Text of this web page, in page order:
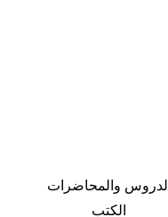
الدروس والمحاضرات
الكتب